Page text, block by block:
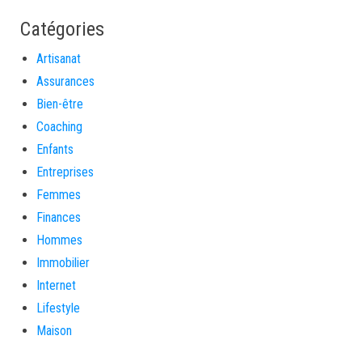
Catégories
Artisanat
Assurances
Bien-être
Coaching
Enfants
Entreprises
Femmes
Finances
Hommes
Immobilier
Internet
Lifestyle
Maison